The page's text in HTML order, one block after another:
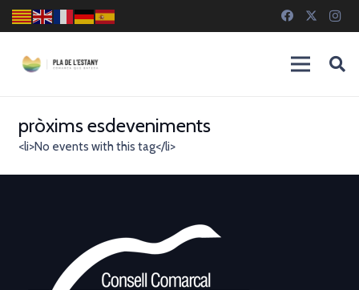
pròxims esdeveniments
<li>No events with this tag</li>